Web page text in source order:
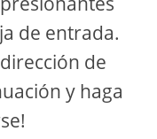
de entrada.
de
y haga